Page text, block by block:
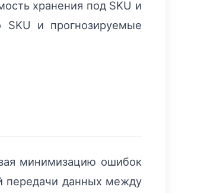
хранения под SKU и
SKU и прогнозируемые
минимизацию ошибок
передачи данных между